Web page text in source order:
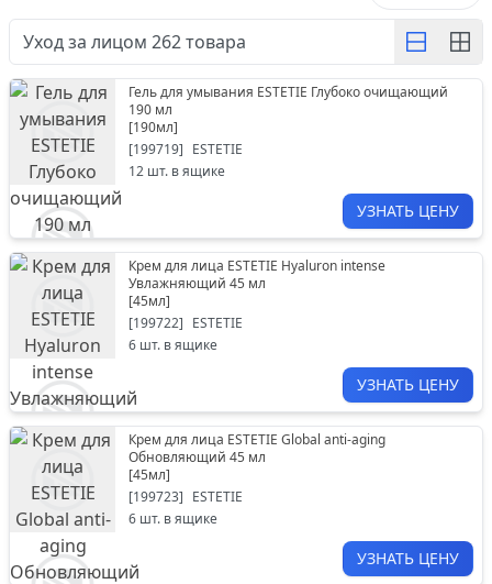
Уход за лицом 262товара
Гель для умывания ESTETIE Глубоко очищающий
190 мл
[190мл]
[199719] ESTETIE
12 шт. в ящике
УЗНАТЬ ЦЕНУ
Крем для лица ESTETIE Hyaluron intense
Увлажняющий 45 мл
[45мл]
[199722] ESTETIE
6 шт. в ящике
УЗНАТЬ ЦЕНУ
Крем для лица ESTETIE Global anti-aging
Обновляющий 45 мл
[45мл]
[199723] ESTETIE
6 шт. в ящике
УЗНАТЬ ЦЕНУ